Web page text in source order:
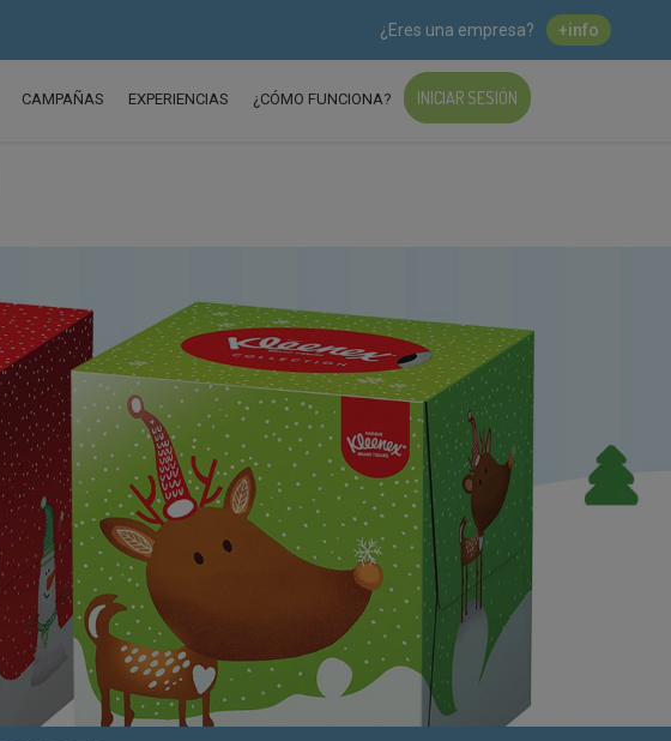
¿Eres una empresa? +info
CAMPAÑAS EXPERIENCIAS ¿CÓMO FUNCIONA? INICIAR SESIÓN